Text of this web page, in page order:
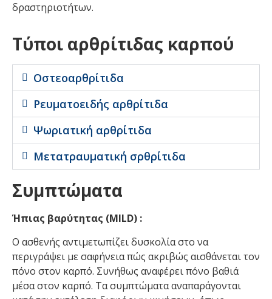
δραστηριοτήτων.
Τύποι αρθρίτιδας καρπού
Οστεοαρθρίτιδα
Ρευματοειδής αρθρίτιδα
Ψωριατική αρθρίτιδα
Μετατραυματική σρθρίτιδα
Συμπτώματα
Ήπιας βαρύτητας (MILD) :
Ο ασθενής αντιμετωπίζει δυσκολία στο να
περιγράψει με σαφήνεια πώς ακριβώς αισθάνεται τον
πόνο στον καρπό. Συνήθως αναφέρει πόνο βαθιά
μέσα στον καρπό. Τα συμπτώματα αναπαράγονται